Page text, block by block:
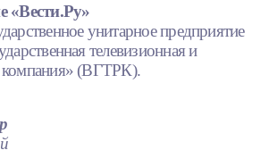
«Вести.Ру»
унитарное предприятие
телевизионная и
компания» (ВГТРК).